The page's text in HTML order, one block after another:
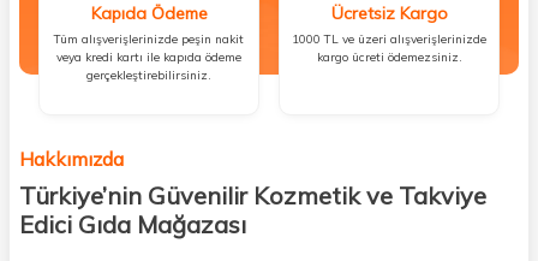
Kapıda Ödeme
Tüm alışverişlerinizde peşin nakit
veya kredi kartı ile kapıda ödeme
gerçekleştirebilirsiniz.
Ücretsiz Kargo
1000 TL ve üzeri alışverişlerinizde
kargo ücreti ödemezsiniz.
Hakkımızda
Türkiye’nin Güvenilir Kozmetik ve Takviye
Edici Gıda Mağazası